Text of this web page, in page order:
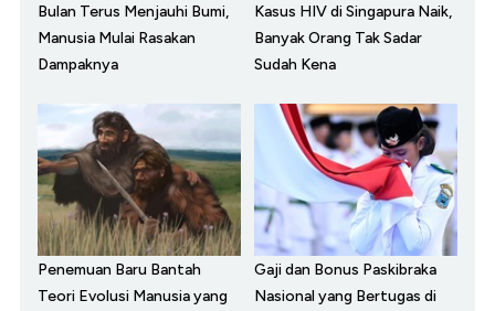
Bulan Terus Menjauhi Bumi,
Manusia Mulai Rasakan
Dampaknya
Kasus HIV di Singapura Naik,
Banyak Orang Tak Sadar
Sudah Kena
Penemuan Baru Bantah
Teori Evolusi Manusia yang
Gaji dan Bonus Paskibraka
Nasional yang Bertugas di